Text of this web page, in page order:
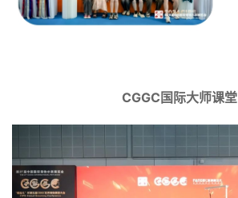
CGGC国际大师课堂